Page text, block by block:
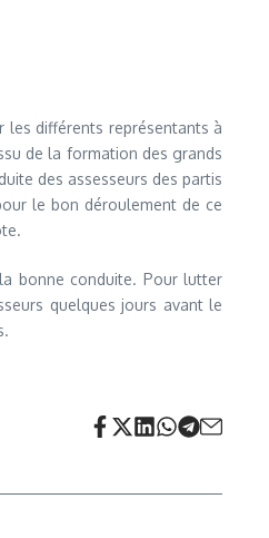
les différents représentants à
de la formation des grands
des assesseurs des partis
le bon déroulement de ce
bonne conduite. Pour lutter
quelques jours avant le